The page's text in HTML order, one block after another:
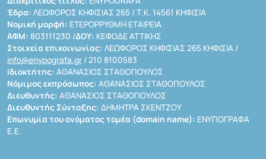
Έδρα: ΛΕΩΦΟΡΟΣ ΚΗΦΙΣΙΑΣ 265 / Τ.Κ. 14561 ΚΗΦΙΣΙΑ
Νομική μορφή: ΕΤΕΡΟΡΡΥΘΜΗ ΕΤΑΙΡΕΙΑ
ΑΦΜ: 803111230 /ΔΟΥ: ΚΕΦΟΔΕ ΑΤΤΙΚΗΣ
Στοιχεία επικοινωνίας: ΛΕΩΦΟΡΟΣ ΚΗΦΙΣΙΑΣ 265 ΚΗΦΙΣΙΑ /
info@enypografa.gr / 210 8100583
Ιδιοκτήτης: ΑΘΑΝΑΣΙΟΣ ΣΤΑΘΟΠΟΥΛΟΣ
Νόμιμος εκπρόσωπος: ΑΘΑΝΑΣΙΟΣ ΣΤΑΘΟΠΟΥΛΟΣ
Διευθυντής: ΑΘΑΝΑΣΙΟΣ ΣΤΑΘΟΠΟΥΛΟΣ
Διευθυντής Σύνταξης: ΔΗΜΗΤΡΑ ΣΚΕΝΤΖΟΥ
Επωνυμία του ονόματος τομέα (domain name): ΕΝΥΠΟΓΡΑΦΑ
Ε.Ε.